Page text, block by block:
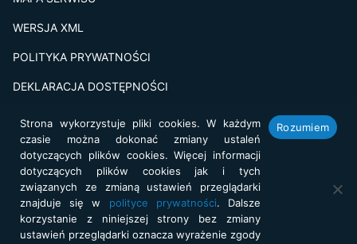
WERSJA XML
POLITYKA PRYWATNOŚCI
DEKLARACJA DOSTĘPNOŚCI
Projekt i realizacja: netkoncept.com
Strona wykorzystuje pliki cookies. W każdym
czasie można dokonać zmiany ustaleń
dotyczących plików cookies. Więcej informacji
dotyczących plików cookies jak i tych
związanych ze zmianą ustawień przeglądarki
znajduje się w polityce prywatności. Dalsze
korzystanie z niniejszej strony bez zmiany
ustawień przeglądarki oznacza wyrażenie zgody
Rozumiem